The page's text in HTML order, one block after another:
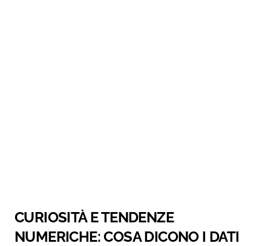
CURIOSITÀ E TENDENZE
NUMERICHE: COSA DICONO I DATI